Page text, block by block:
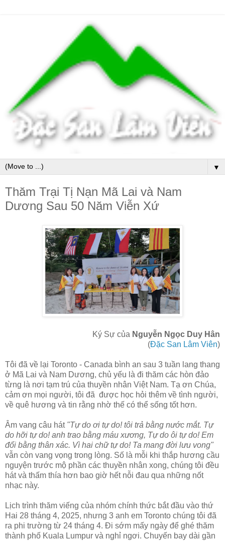
▼
Thăm Trại Tị Nạn Mã Lai và Nam
Dương Sau 50 Năm Viễn Xứ
Ký Sự của Nguyễn Ngọc Duy Hân
(Đặc San Lâm Viên)
Tôi đã về lại Toronto - Canada bình an sau 3 tuần lang thang
ở Mã Lai và Nam Dương, chủ yếu là đi thăm các hòn đảo
từng là nơi tạm trú của thuyền nhân Việt Nam. Tạ ơn Chúa,
cảm ơn mọi người, tôi đã được học hỏi thêm về tình người,
về quê hương và tin rằng nhờ thế có thể sống tốt hơn.
Âm vang câu hát "Tự do ơi tự do! tôi trả bằng nước mắt. Tự
do hỡi tự do! anh trao bằng máu xương, Tự do ôi tự do! Em
đổi bằng thân xác. Vì hai chữ tự do! Ta mang đời lưu vong"
vẫn còn vang vọng trong lòng. Số là mỗi khi thắp hương cầu
nguyện trước mộ phần các thuyền nhân xong, chúng tôi đều
hát và thấm thía hơn bao giờ hết nỗi đau qua những nốt
nhạc này.
Lịch trình thăm viếng của nhóm chính thức bắt đầu vào thứ
Hai 28 tháng 4, 2025, nhưng 3 anh em Toronto chúng tôi đã
ra phi trường từ 24 tháng 4. Đi sớm mấy ngày để ghé thăm
thành phố Kuala Lumpur và nghỉ ngơi. Chuyến bay dài gần